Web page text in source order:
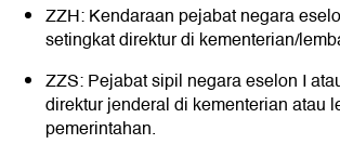
ZZH: Kendaraan pejabat negara
setingkat direktur di kementerian/
ZZS: Pejabat sipil negara eselon I
direktur jenderal di kementerian atau
pemerintahan.